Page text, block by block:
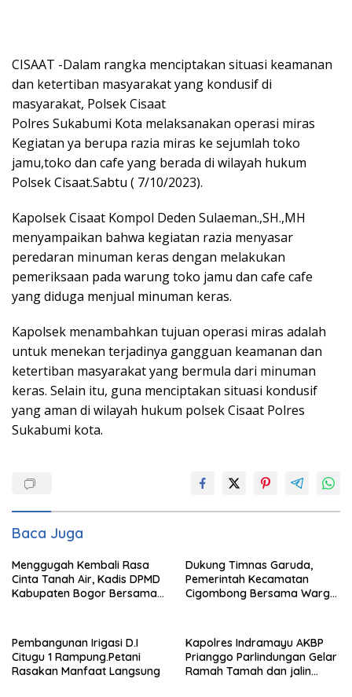
CISAAT -Dalam rangka menciptakan situasi keamanan
dan ketertiban masyarakat yang kondusif di
masyarakat, Polsek Cisaat
Polres Sukabumi Kota melaksanakan operasi miras
Kegiatan ya berupa razia miras ke sejumlah toko
jamu,toko dan cafe yang berada di wilayah hukum
Polsek Cisaat.Sabtu ( 7/10/2023).
Kapolsek Cisaat Kompol Deden Sulaeman.,SH.,MH
menyampaikan bahwa kegiatan razia menyasar
peredaran minuman keras dengan melakukan
pemeriksaan pada warung toko jamu dan cafe cafe
yang diduga menjual minuman keras.
Kapolsek menambahkan tujuan operasi miras adalah
untuk menekan terjadinya gangguan keamanan dan
ketertiban masyarakat yang bermula dari minuman
keras. Selain itu, guna menciptakan situasi kondusif
yang aman di wilayah hukum polsek Cisaat Polres
Sukabumi kota.
Baca Juga
Menggugah Kembali Rasa
Cinta Tanah Air, Kadis DPMD
Kabupaten Bogor Bersama
Masyarakat Dan Pengguna
Jalan.
Dukung Timnas Garuda,
Pemerintah Kecamatan
Cigombong Bersama Warga
Pembangunan Irigasi D.I
Citugu 1 Rampung.Petani
Rasakan Manfaat Langsung
Kapolres Indramayu AKBP
Prianggo Parlindungan Gelar
Ramah Tamah dan jalin